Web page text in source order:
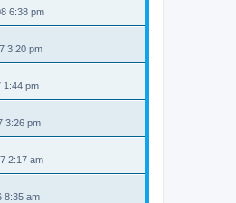
6:38 pm
3:20 pm
1:44 pm
3:26 pm
2:17 am
8:35 am